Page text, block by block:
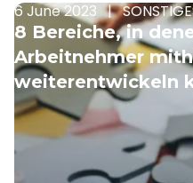
6 June 2023 |
8 Bereiche, in
Arbeitnehmer
weiterentwickeln